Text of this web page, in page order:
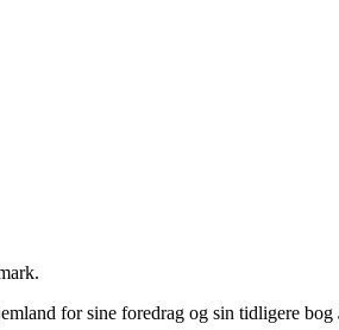
for sine foredrag og sin tidligere bog